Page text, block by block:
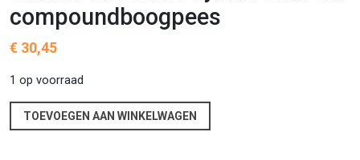
compoundboogpees
€ 30,45
1 op voorraad
TOEVOEGEN AAN WINKELWAGEN